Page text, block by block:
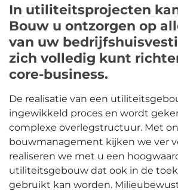
In utiliteitsprojecten
Bouw u ontzorgen op
van uw
zich volledig kunt
core-business.
De realisatie van een
ingewikkeld proces en wordt
complexe overlegstructuur. Met
bouwmanagement kijken we ver
realiseren we met u een
utiliteitsgebouw dat ook in de
gebruikt kan worden.